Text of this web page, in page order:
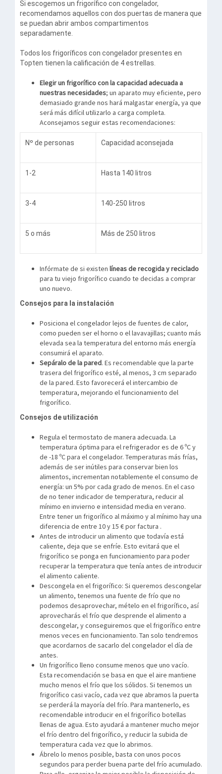
Si escogemos un frigorífico con congelador,
recomendamos aquellos con dos puertas de manera que
se puedan abrir ambos compartimentos
separadamente.
Todos los frigoríficos con congelador presentes en
Topten tienen la calificación de 4 estrellas.
Elegir un frigorífico con la capacidad adecuada a
nuestras necesidades; un aparato muy eficiente, pero
demasiado grande nos hará malgastar energía, ya que
será más difícil utilizarlo a carga completa.
Aconsejamos seguir estas recomendaciones:
Nº de personas Capacidad aconsejada
1-2 Hasta 140 litros
3-4 140-250 litros
5 o más Más de 250 litros
Infórmate de si existen líneas de recogida y reciclado
para tu viejo frigorífico cuando te decidas a comprar
uno nuevo.
Consejos para la instalación
Posiciona el congelador lejos de fuentes de calor,
como pueden ser el horno o el lavavajillas; cuanto más
elevada sea la temperatura del entorno más energía
consumirá el aparato.
Sepáralo de la pared. Es recomendable que la parte
trasera del frigorífico esté, al menos, 3 cm separado
de la pared. Esto favorecerá el intercambio de
temperatura, mejorando el funcionamiento del
frigorífico.
Consejos de utilización
Regula el termostato de manera adecuada. La
temperatura óptima para el refrigerador es de 6 ºC y
de -18 ºC para el congelador. Temperaturas más frías,
además de ser inútiles para conservar bien los
alimentos, incrementan notablemente el consumo de
energía: un 5% por cada grado de menos. En el caso
de no tener indicador de temperatura, reducir al
mínimo en invierno e intensidad media en verano.
Entre tener un frigorífico al máximo y al mínimo hay una
diferencia de entre 10 y 15 € por factura .
Antes de introducir un alimento que todavía está
caliente, deja que se enfríe. Esto evitará que el
frigorífico se ponga en funcionamiento para poder
recuperar la temperatura que tenía antes de introducir
el alimento caliente.
Descongela en el frigorífico: Si queremos descongelar
un alimento, tenemos una fuente de frío que no
podemos desaprovechar, mételo en el frigorífico, así
aprovecharás el frío que desprende el alimento a
descongelar, y conseguiremos que el frigorífico entre
menos veces en funcionamiento. Tan solo tendremos
que acordarnos de sacarlo del congelador el día de
antes.
Un frigorífico lleno consume menos que uno vacío.
Esta recomendación se basa en que el aire mantiene
mucho menos el frío que los sólidos. Si tenemos un
frigorífico casi vacío, cada vez que abramos la puerta
se perderá la mayoría del frío. Para mantenerlo, es
recomendable introducir en el frigorífico botellas
llenas de agua. Esto ayudará a mantener mucho mejor
el frío dentro del frigorífico, y reducir la subida de
temperatura cada vez que lo abrimos.
Ábrelo lo menos posible, basta con unos pocos
segundos para perder buena parte del frío acumulado.